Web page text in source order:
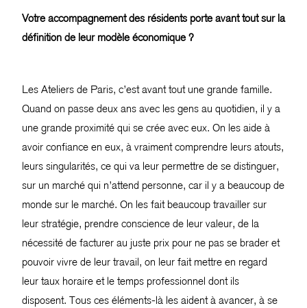
Votre accompagnement des résidents porte avant tout sur la
définition de leur modèle économique ?
Les Ateliers de Paris, c’est avant tout une grande famille.
Quand on passe deux ans avec les gens au quotidien, il y a
une grande proximité qui se crée avec eux. On les aide à
avoir confiance en eux, à vraiment comprendre leurs atouts,
leurs singularités, ce qui va leur permettre de se distinguer,
sur un marché qui n’attend personne, car il y a beaucoup de
monde sur le marché. On les fait beaucoup travailler sur
leur stratégie, prendre conscience de leur valeur, de la
nécessité de facturer au juste prix pour ne pas se brader et
pouvoir vivre de leur travail, on leur fait mettre en regard
leur taux horaire et le temps professionnel dont ils
disposent. Tous ces éléments-là les aident à avancer, à se